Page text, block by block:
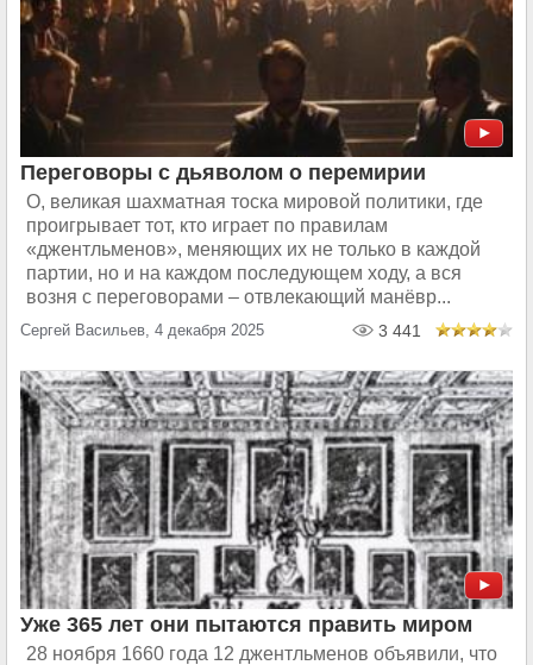
Переговоры с дьяволом о перемирии
О, великая шахматная тоска мировой политики, где
проигрывает тот, кто играет по правилам
«джентльменов», меняющих их не только в каждой
партии, но и на каждом последующем ходу, а вся
возня с переговорами – отвлекающий манёвр...
Сергей Васильев, 4 декабря 2025 3 441
Уже 365 лет они пытаются править миром
28 ноября 1660 года 12 джентльменов объявили, что